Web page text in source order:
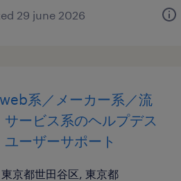
29 june 2026
系／メーカー系／流
サービス系のヘルプデス
ユーザーサポート
東京都世田谷区, 東京都